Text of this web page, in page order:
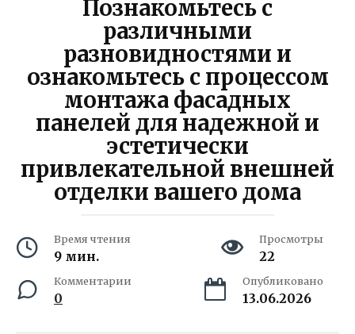
Познакомьтесь с
различными
разновидностями и
ознакомьтесь с процессом
монтажа фасадных
панелей для надежной и
эстетически
привлекательной внешней
отделки вашего дома
Время чтения
9 мин.
Просмотры
22
Комментарии
0
Опубликовано
13.06.2026